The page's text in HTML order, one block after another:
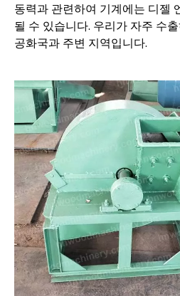
동력과 관련하여 기계에는 디젤
될 수 있습니다. 우리가 자주 수
공화국과 주변 지역입니다.